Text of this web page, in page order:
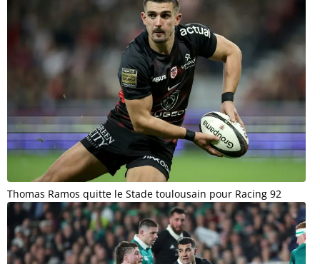
Thomas Ramos quitte le Stade toulousain pour Racing 92